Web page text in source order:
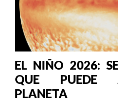
EL NIÑO 2026:
QUE PUEDE
PLANETA